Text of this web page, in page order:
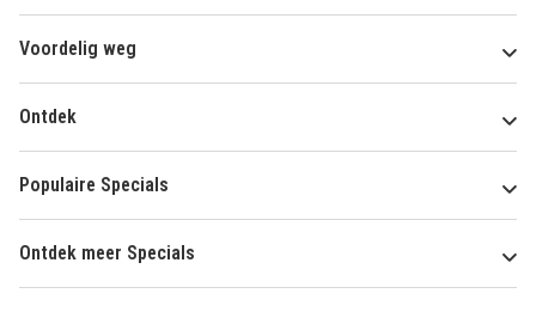
Voordelig weg
Ontdek
Populaire Specials
Ontdek meer Specials